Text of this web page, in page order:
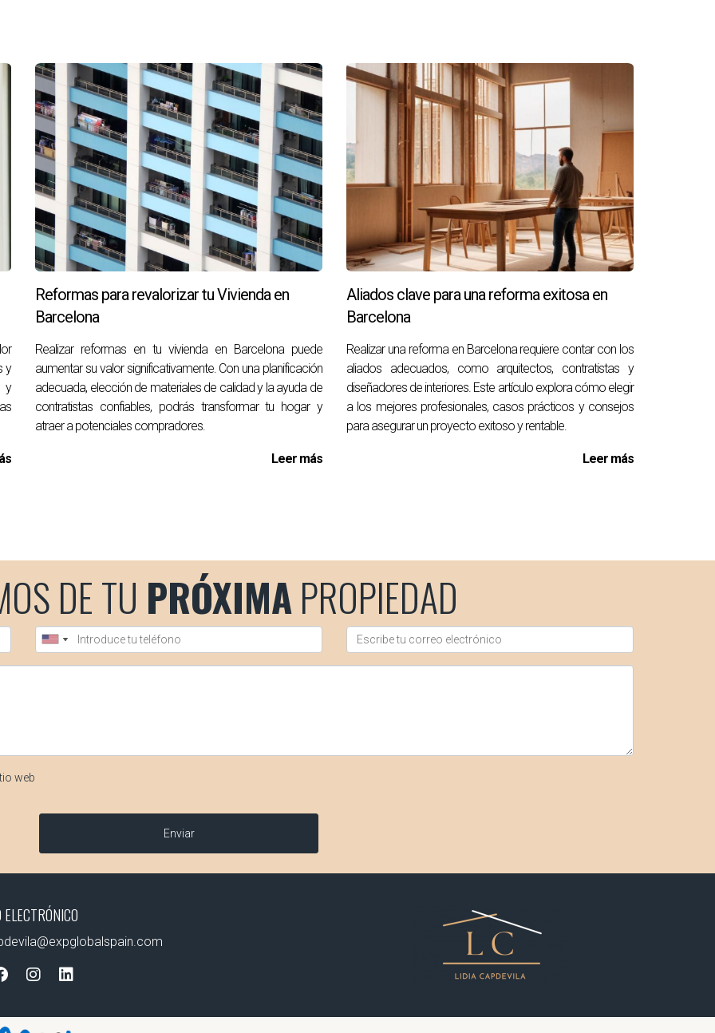
un impacto real en el valor de tu propiedad, compartimos tres casos prácticos:
invertir en una reforma completa de su cocina. Cambió los muebles antiguos por unos modernos y añadió
piso se vendió por un 15% más que el precio inicial estimado.
su baño añadiendo un nuevo lavabo y cambiando los azulejos por unos más elegantes. Esta pequeña
en un mercado competitivo.
sino que también recibió ofertas superiores al precio original cuando decidió vender.
manera de aumentar su valor y atraer a potenciales compradores. Desde mejorar la estética hasta
energética, cada reforma cuenta para hacer que tu hogar destaque en el competitivo mercado
paso hacia una inversión más valiosa, no dudes en contactar a Lidia Capdevila.
sin embargo, se recomienda destinar entre el 5% y el 10% del valor total del piso.
relacionadas con la cocina y el baño, así como mejoras en eficiencia energética.
o después?
el atractivo del inmueble y puede resultar en un precio de venta más alto.
reformas?
para mejorar tanto tu calidad de vida como la rentabilidad futura de tu propiedad.
y
y
Reformas para revalorizar tu Vivienda en
Barcelona
Realizar reformas en tu vivienda en Barcelona puede
aumentar su valor significativamente. Con una planificación
adecuada, elección de materiales de calidad y la ayuda de
contratistas confiables, podrás transformar tu hogar y
atraer a potenciales compradores.
Leer más
Aliados clave para una reforma exitosa en
Barcelona
Realizar una reforma en Barcelona requiere contar con los
aliados adecuados, como arquitectos, contratistas y
diseñadores de interiores. Este artículo explora cómo elegir
a los mejores profesionales, casos prácticos y consejos
para asegurar un proyecto exitoso y rentable.
Leer más
DE TU PRÓXIMAPROPIEDAD
web
Enviar
ELECTRÓNICO